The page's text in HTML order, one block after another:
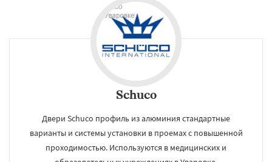
Schuco
Двери Schuco профиль из алюминия стандартные
варианты и системы установки в проемах с повышенной
проходимостью. Используются в медицинских и